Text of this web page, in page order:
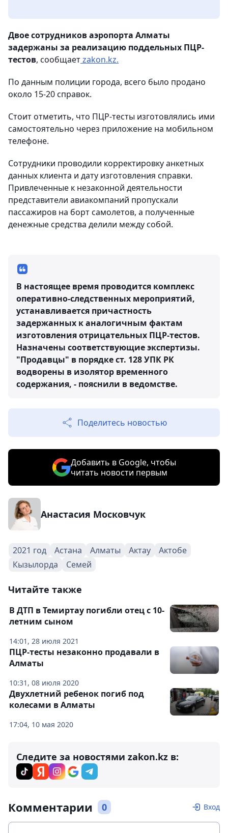
Двое сотрудников аэропорта Алматы
задержаны за реализацию поддельных ПЦР-
тестов, сообщаетzakon.kz.
По данным полиции города, всего было продано
около 15-20 справок.
Стоит отметить, что ПЦР-тесты изготовлялись ими
самостоятельно через приложение на мобильном
телефоне.
Сотрудники проводили корректировку анкетных
данных клиента и дату изготовления справки.
Привлеченные к незаконной деятельности
представители авиакомпаний пропускали
пассажиров на борт самолетов, а полученные
денежные средства делили между собой.
В настоящее время проводится комплекс
оперативно-следственных мероприятий,
устанавливается причастность
задержанных к аналогичным фактам
изготовления отрицательных ПЦР-тестов.
Назначены соответствующие экспертизы.
"Продавцы" в порядке ст. 128 УПК РК
водворены в изолятор временного
содержания, - пояснили в ведомстве.
Поделитесь новостью
Добавить в Google, чтобы
читать новости первым
Анастасия Московчук
2021 год Астана Алматы Актау
Актобе
Кызылорда
Семей
Читайте также
14:01, 28 июля 2021
В ДТП в Темиртау погибли отец с 10-
летним сыном
10:31, 08 июля 2020
ПЦР-тесты незаконно продавали в
Алматы
17:04, 10 мая 2020
Двухлетний ребенок погиб под
колесами в Алматы
Следите за новостями zakon.kz в:
Комментарии 0 Вход